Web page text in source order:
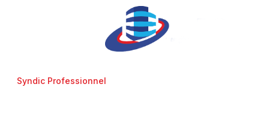
Syndic Professionnel